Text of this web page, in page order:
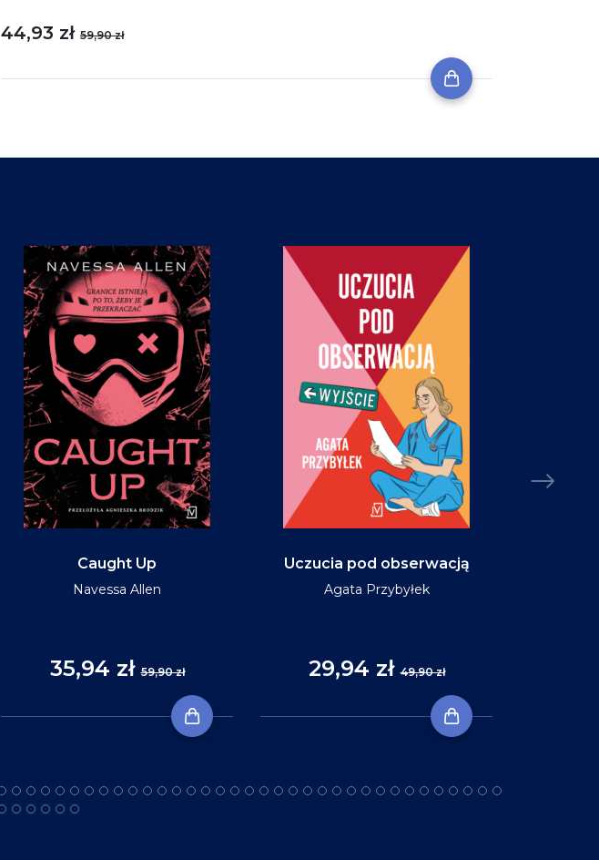
44,93 zł 59,90 zł
Caught Up
Navessa Allen
35,94 zł59,90 zł
Uczucia pod obserwacją
Agata Przybyłek
29,94 zł49,90 zł